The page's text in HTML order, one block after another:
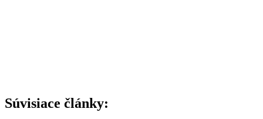
Súvisiace články: